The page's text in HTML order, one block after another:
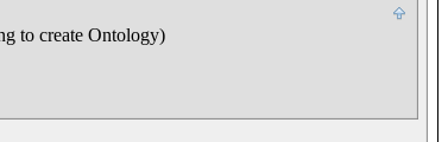
to create Ontology)